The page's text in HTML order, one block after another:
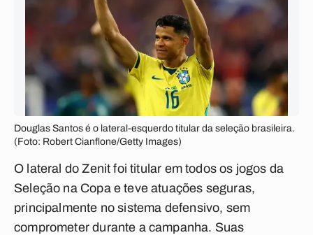
Douglas Santos é o lateral-esquerdo titular da seleção brasileira.
(Foto: Robert Cianflone/Getty Images)
O lateral do Zenit foi titular em todos os jogos da
Seleção na Copa e teve atuações seguras,
principalmente no sistema defensivo, sem
comprometer durante a campanha. Suas